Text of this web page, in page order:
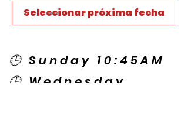
Seleccionar próxima fecha
🕒 Sunday 10:45AM
🕒 Wednesday